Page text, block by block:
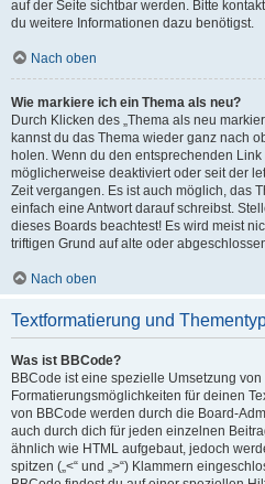
auf der Seite sichtbar werden. Bitte
du weitere Informationen dazu benötigst.
Nach oben
Wie markiere ich ein Thema als neu?
Durch Klicken des „Thema als neu
kannst du das Thema wieder ganz nach
holen. Wenn du den entsprechenden
möglicherweise deaktiviert oder seit der
Zeit vergangen. Es ist auch möglich, das
einfach eine Antwort darauf schreibst.
dieses Boards beachtest! Es wird meist
triftigen Grund auf alte oder
Nach oben
Textformatierung und
Was ist BBCode?
BBCode ist eine spezielle Umsetzung
Formatierungsmöglichkeiten für deinen
von BBCode werden durch die Board-
auch durch dich für jeden einzelnen
ähnlich wie HTML aufgebaut, jedoch
spitzen („<“ und „>“) Klammern